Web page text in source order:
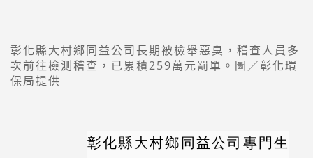
彰化縣大村鄉同益公司長期被檢舉惡臭，稽查人員多
次前往檢測稽查，已累積259萬元罰單。圖／彰化環
保局提供
彰化縣大村鄉同益公司專門生